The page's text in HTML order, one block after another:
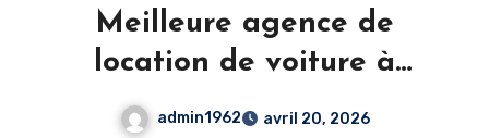
Meilleure agence de
location de voiture à
admin1962
avril 20, 2026